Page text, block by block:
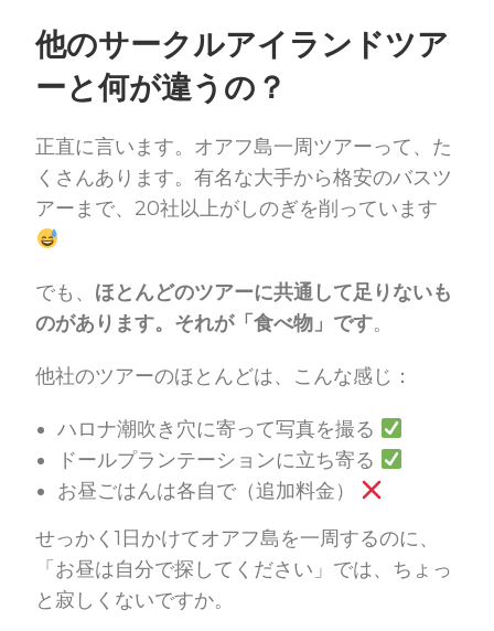
他のサークルアイランドツア
ーと何が違うの？
正直に言います。オアフ島一周ツアーって、た
くさんあります。有名な大手から格安のバスツ
アーまで、20社以上がしのぎを削っています
でも、 ほとんどのツアーに共通して足りないも
のがあります。それが「食べ物」です。
他社のツアーのほとんどは、こんな感じ：
ハロナ潮吹き穴に寄って写真を撮る
ドールプランテーションに立ち寄る
お昼ごはんは各自で（追加料金）
せっかく1日かけてオアフ島を一周するのに、
「お昼は自分で探してください」では、ちょっ
と寂しくないですか。